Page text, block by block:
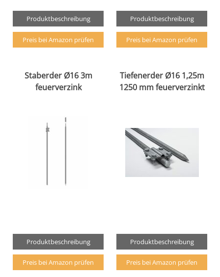
Produktbeschreibung
Preis bei Amazon prüfen
Produktbeschreibung
Preis bei Amazon prüfen
Staberder Ø16 3m
feuerverzink
Produktbeschreibung
Preis bei Amazon prüfen
Tiefenerder Ø16 1,25m
1250 mm feuerverzinkt
Produktbeschreibung
Preis bei Amazon prüfen